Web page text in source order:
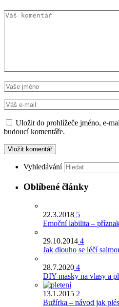
Uložit do prohlížeče jméno, e-
budoucí komentáře.
Vyhledávání
Oblíbené články
22.3.2018 5
Emoční labilita –
29.10.2014 4
Jak dlouho se léčí
28.7.2020 4
DIY masky na vlasy a
13.1.2015 2
Bužírka – návod jak